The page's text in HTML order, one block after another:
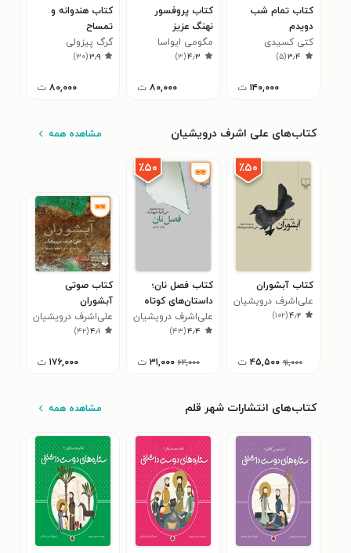
کتاب تمام شب
دویدم
کتی کسیدی
۳٫۴(۵)
۱۴۰,۰۰۰ ت
کتاب پروفسور
نهنگ عزیز
مگومی ایواسا
۴٫۳(۳)
۸۰,۰۰۰ ت
کتاب هندوانه و
تمساح
گرگ پیزولی
۳٫۹(۳۰)
۸۰,۰۰۰ ت
کتاب‌های علی اشرف درویشیان مشاهده همه
٪۵۰
کتاب آبشوران
علی‌اشرف درویشیان
۴٫۲(۱۰۲)
۹۱,۰۰۰ ۴۵,۵۰۰ ت
٪۵۰
کتاب فصل نان؛
داستان‌های کوتاه
علی‌اشرف درویشیان
۴٫۴(۴۳)
۶۲,۰۰۰ ۳۱,۰۰۰ ت
کتاب صوتی
آبشوران
علی‌اشرف درویشیان
۴٫۱(۴۲)
۱۷۶,۰۰۰ ت
کتاب‌های انتشارات شهر قلم مشاهده همه